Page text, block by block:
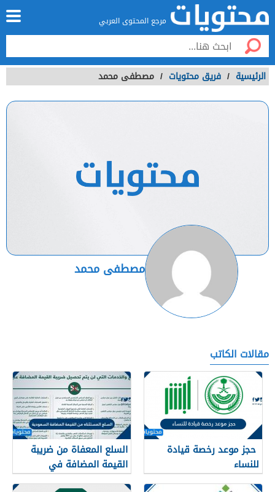
مرجع المحتوى العربي
الرئيسية / فريق محتويات / مصطفى محمد
مصطفى محمد
مقالات الكاتب
حجز موعد رخصة قيادة
للنساء
السلع المعفاة من ضريبة
القيمة المضافة في
السعودية